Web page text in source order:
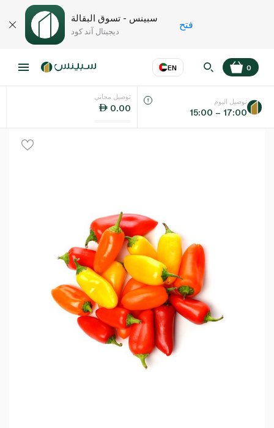
سبينس - تسوق البقالة
ديجيتال آند كود
فتح
EN
اللغة عر
0
توصيل مجاني
0.00
توصيل اليوم
15:00 – 17:00